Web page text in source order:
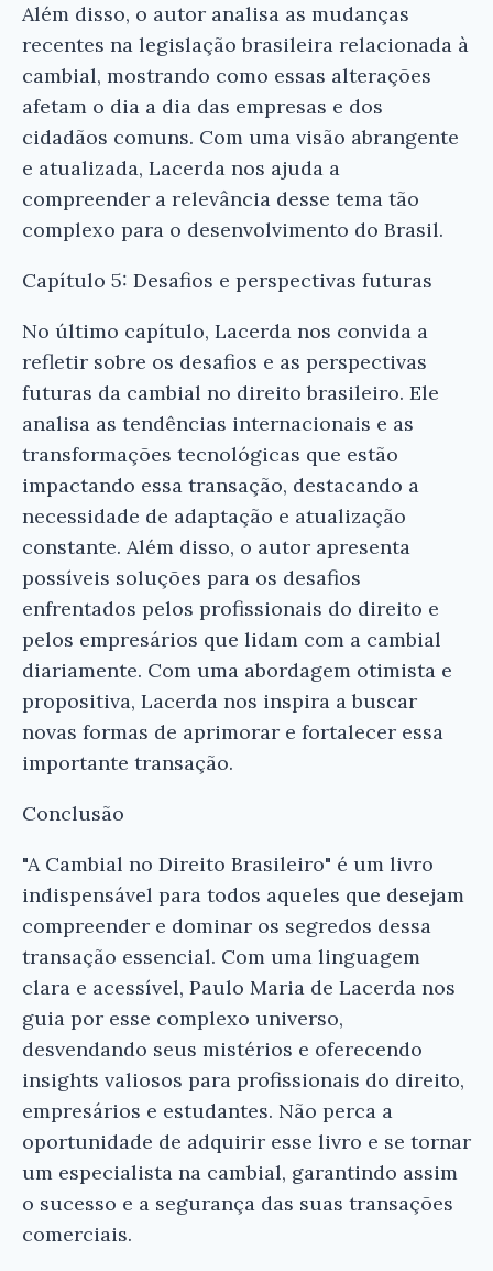
Além disso, o autor analisa as mudanças
recentes na legislação brasileira relacionada à
cambial, mostrando como essas alterações
afetam o dia a dia das empresas e dos
cidadãos comuns. Com uma visão abrangente
e atualizada, Lacerda nos ajuda a
compreender a relevância desse tema tão
complexo para o desenvolvimento do Brasil.
Capítulo 5: Desafios e perspectivas futuras
No último capítulo, Lacerda nos convida a
refletir sobre os desafios e as perspectivas
futuras da cambial no direito brasileiro. Ele
analisa as tendências internacionais e as
transformações tecnológicas que estão
impactando essa transação, destacando a
necessidade de adaptação e atualização
constante. Além disso, o autor apresenta
possíveis soluções para os desafios
enfrentados pelos profissionais do direito e
pelos empresários que lidam com a cambial
diariamente. Com uma abordagem otimista e
propositiva, Lacerda nos inspira a buscar
novas formas de aprimorar e fortalecer essa
importante transação.
Conclusão
"A Cambial no Direito Brasileiro" é um livro
indispensável para todos aqueles que desejam
compreender e dominar os segredos dessa
transação essencial. Com uma linguagem
clara e acessível, Paulo Maria de Lacerda nos
guia por esse complexo universo,
desvendando seus mistérios e oferecendo
insights valiosos para profissionais do direito,
empresários e estudantes. Não perca a
oportunidade de adquirir esse livro e se tornar
um especialista na cambial, garantindo assim
o sucesso e a segurança das suas transações
comerciais.